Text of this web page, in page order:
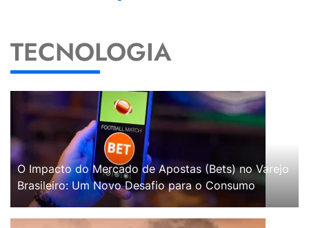
TECNOLOGIA
O Impacto do Mercado de Apostas (Bets) no Varejo
Brasileiro: Um Novo Desafio para o Consumo